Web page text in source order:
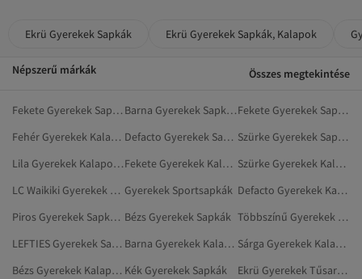
Ekrü Gyerekek Sapkák Ekrü Gyerekek Sapkák, Kalapok
Népszerű márkák Összes megtekintése
Fekete Gyerekek Sapkák, Kalapok Barna Gyerekek Sapkák
Fekete Gyerekek Sapkák
Fehér Gyerekek Kalapok, Sapkák És Kesztyűk
Defacto Gyerekek Sapkák
Szürke Gyerekek Sapkák
Lila Gyerekek Kalapok, Sapkák És Kesztyűk
Fekete Gyerekek Kalapok, Sapkák És Kesztyűk
Szürke Gyerekek Kalapok, Sapkák És Kesztyűk
LC Waikiki Gyerekek Sapkák Gyerekek Sportsapkák
Defacto Gyerekek Kalapok, Sapkák És Kesztyűk
Piros Gyerekek Sapkák, Kalapok Bézs Gyerekek Sapkák
Többszínű Gyerekek Sapkák, Kalapok
LEFTIES Gyerekek Sapkák, Kalapok
Barna Gyerekek Kalapok, Sapkák És Kesztyűk
Sárga Gyerekek Kalapok, Sapkák És Kesztyűk
Bézs Gyerekek Kalapok, Sapkák És Kesztyűk Kék Gyerekek Sapkák
Ekrü Gyerekek Tűsarkúk